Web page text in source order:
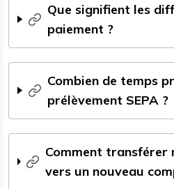
Que signifient les
paiement ?
Combien de temps
prélèvement SEPA ?
Comment transférer
vers un nouveau